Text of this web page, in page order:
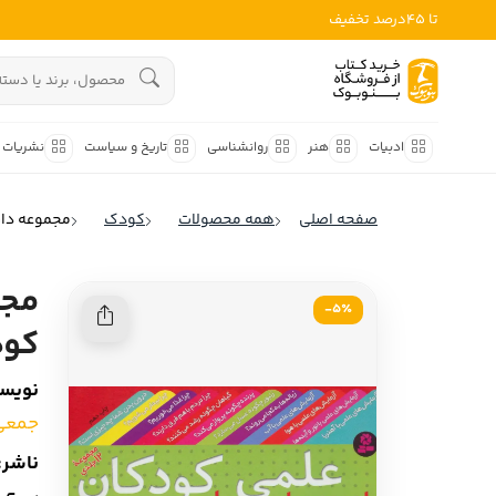
تا 45درصد تخفیف
ادبیات هنر روانشناسی تاریخ و سیاست نشریات
ادبیات ایران
ادبیات ایتالیا
ادبیات روسیه
ادبیات آمریکای لاتین
ادبیات
صفحه اصلی همه محصولات کودک مجموعه
5٪-